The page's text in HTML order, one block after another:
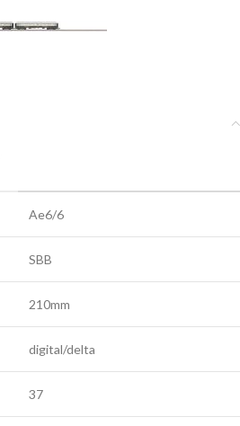
Ae6/6
SBB
210mm
digital/delta
37